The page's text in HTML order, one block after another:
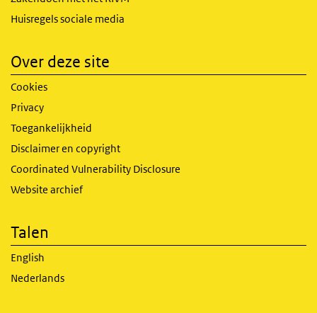
Huisregels sociale media
Over deze site
Cookies
Privacy
Toegankelijkheid
Disclaimer en copyright
Coordinated Vulnerability Disclosure
Website archief
Talen
English
Nederlands